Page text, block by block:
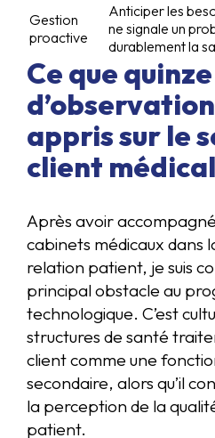
Gestion
proactive
Anticiper les
ne signale un
durablement la
Ce que
appris sur le
client médical
Après avoir
cabinets médicaux dans
relation patient, je suis
principal obstacle au
technologique. C’est
structures de santé
client comme une
secondaire, alors qu’il
la perception de la
patient.